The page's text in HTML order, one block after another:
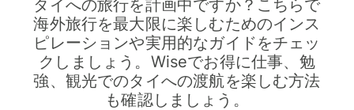
タイへの旅行を計画中ですか？こちらで
海外旅行を最大限に楽しむためのインス
ピレーションや実用的なガイドをチェッ
クしましょう。Wiseでお得に仕事、勉
強、観光でのタイへの渡航を楽しむ方法
も確認しましょう。